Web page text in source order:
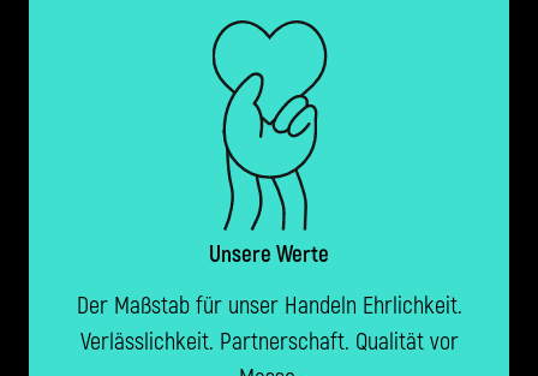
Unsere Werte
Der Maßstab für unser Handeln Ehrlichkeit.
Verlässlichkeit. Partnerschaft. Qualität vor